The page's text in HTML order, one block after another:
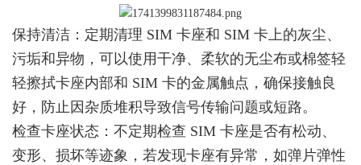
保持清洁：定期清理 SIM 卡座和 SIM 卡上的灰尘、
污垢和异物，可以使用干净、柔软的无尘布或棉签轻
轻擦拭卡座内部和 SIM 卡的金属触点，确保接触良
好，防止因杂质堆积导致信号传输问题或短路。
检查卡座状态：不定期检查 SIM 卡座是否有松动、
变形、损坏等迹象，若发现卡座有异常，如弹片弹性